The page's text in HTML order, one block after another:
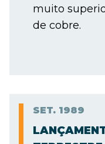
muito
de cobre.
SET. 1989